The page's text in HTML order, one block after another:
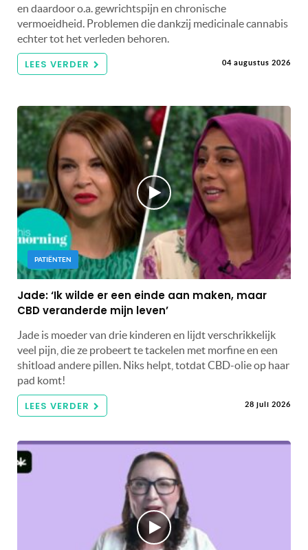
en daardoor o.a. gewrichtspijn en chronische
vermoeidheid. Problemen die dankzij medicinale cannabis
echter tot het verleden behoren.
LEES VERDER 04 augustus 2026
PATIËNTEN
Jade: ‘Ik wilde er een einde aan maken, maar
CBD veranderde mijn leven’
Jade is moeder van drie kinderen en lijdt verschrikkelijk
veel pijn, die ze probeert te tackelen met morfine en een
shitload andere pillen. Niks helpt, totdat CBD-olie op haar
pad komt!
LEES VERDER 28 juli 2026